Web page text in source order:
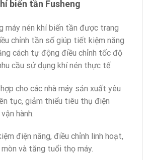
biến tần Fusheng
máy nén khí biến tần được trang
chỉnh tần số giúp tiết kiệm năng
cách tự động điều chỉnh tốc độ
cầu sử dụng khí nén thực tế.
cho các nhà máy sản xuất yêu
tục, giảm thiểu tiêu thụ điện
hành.
điện năng, điều chỉnh linh hoạt,
và tăng tuổi thọ máy.